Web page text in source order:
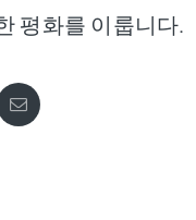
평화를 이룹니다.